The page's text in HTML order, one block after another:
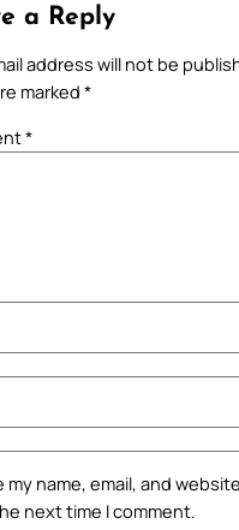
a Reply
address will not be
marked *
*
my name, email, and
next time I comment.